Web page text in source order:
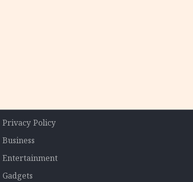
Privacy Policy
Business
Entertainment
Gadgets